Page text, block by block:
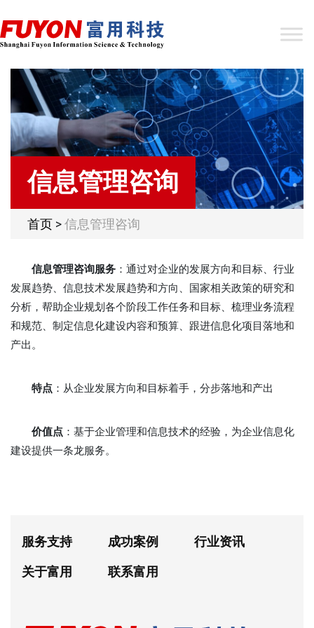
信息管理咨询
首页 >信息管理咨询
信息管理咨询服务 ：通过对企业的发展方向和目标、行业
发展趋势、信息技术发展趋势和方向、国家相关政策的研究和
分析，帮助企业规划各个阶段工作任务和目标、梳理业务流程
和规范、制定信息化建设内容和预算、跟进信息化项目落地和
产出。
特点 ：从企业发展方向和目标着手，分步落地和产出
价值点 ：基于企业管理和信息技术的经验，为企业信息化
建设提供一条龙服务。
服务支持 成功案例 行业资讯
关于富用 联系富用